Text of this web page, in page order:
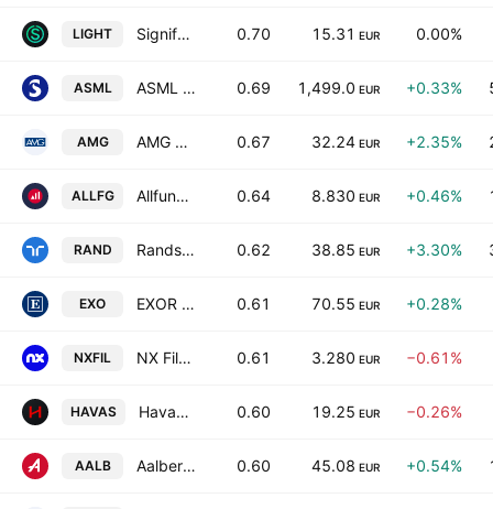
LIGHT Signify NV 0.70 15.31 EUR 0.00%
ASML ASML Holding NV 0.69 1,499.0 EUR +0.33%
AMG AMG Critical Materials N.V. 0.67 32.24 EUR +2.35%
ALLFG Allfunds Group plc 0.64 8.830 EUR +0.46%
RAND Randstad NV 0.62 38.85 EUR +3.30%
EXO EXOR N.V. 0.61 70.55 EUR +0.28%
NXFIL NX Filtration N.V. 0.61 3.280 EUR −0.61%
HAVAS Havas NV 0.60 19.25 EUR −0.26%
AALB Aalberts N.V. 0.60 45.08 EUR +0.54%